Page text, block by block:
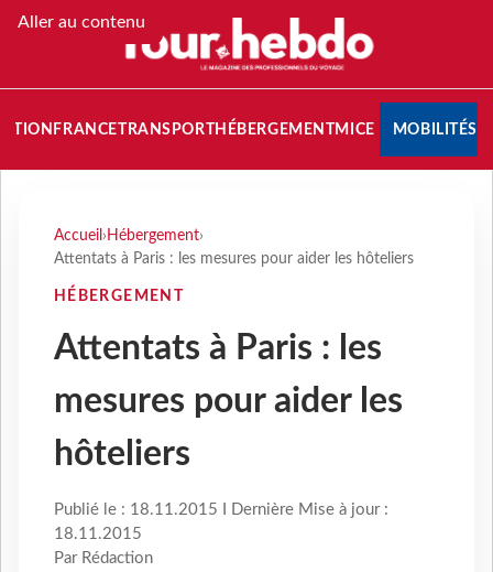
Aller au contenu
FRANCETRANSPORT HÉBERGEMENTMICE MOBILITÉS
Accueil › Hébergement›
Attentats à Paris : les mesures pour aider les hôteliers
HÉBERGEMENT
Attentats à Paris : les
mesures pour aider les
hôteliers
Publié le : 18.11.2015 I Dernière Mise à jour :
18.11.2015
Par Rédaction